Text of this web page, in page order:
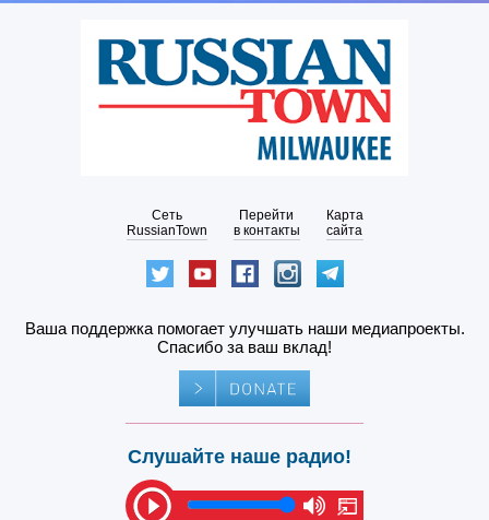
Сеть
RussianTown
Перейти
в контакты
Карта
сайта
Ваша поддержка помогает улучшать наши медиапроекты.
Спасибо за ваш вклад!
Слушайте наше радио!